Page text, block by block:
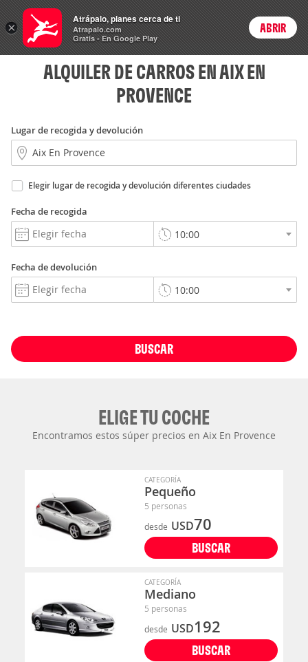
Rent
a Car Login
ALQUILER DE CARROS EN AIX EN
PROVENCE
Lugar de recogida y devolución
Elegir lugar de recogida y devolución diferentes ciudades
Fecha de recogida
Fecha de devolución
BUSCAR
ELIGE TU COCHE
Encontramos estos súper precios en Aix En Provence
CATEGORÍA
Pequeño
5 personas
desde USD70
BUSCAR
CATEGORÍA
Mediano
5 personas
desde USD192
BUSCAR
×
Atrápalo, planes cerca de ti
Atrapalo.com
Gratis - En Google Play
ABRIR